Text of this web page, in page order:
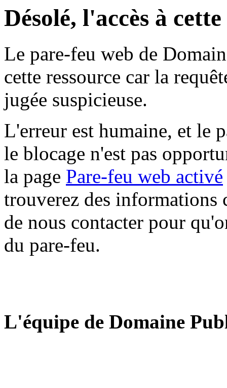
Désolé, l'accès à
Le pare-feu web de
cette ressource car la
jugée suspicieuse.
L'erreur est humaine, et le
le blocage n'est pas
la page Pare-feu web activé
trouverez des informations
de nous contacter pour
du pare-feu.
L'équipe de Domaine